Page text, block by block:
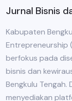
Jurnal Bisnis
Kabupaten
Entrepreneurship
berfokus pada
bisnis dan
Bengkulu
menyediakan